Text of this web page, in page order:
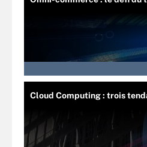
Cloud Computing : trois